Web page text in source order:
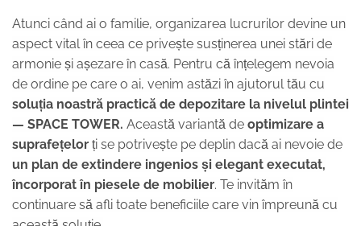
Atunci când ai o familie, organizarea lucrurilor devine un
aspect vital în ceea ce privește susținerea unei stări de
armonie și așezare în casă. Pentru că înțelegem nevoia
de ordine pe care o ai, venim astăzi în ajutorul tău cu
soluția noastră practică de depozitare la nivelul plintei
— SPACE TOWER. Această variantă de optimizare a
suprafețelor ți se potrivește pe deplin dacă ai nevoie de
un plan de extindere ingenios și elegant executat,
încorporat în piesele de mobilier. Te invităm în
continuare să afli toate beneficiile care vin împreună cu